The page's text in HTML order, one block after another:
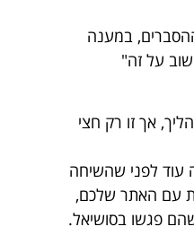
במענה
על זה"
אך זו רק חצי
עוד לפני שהשיחה
עם האתר שלכם,
פגשו בסושיאל.